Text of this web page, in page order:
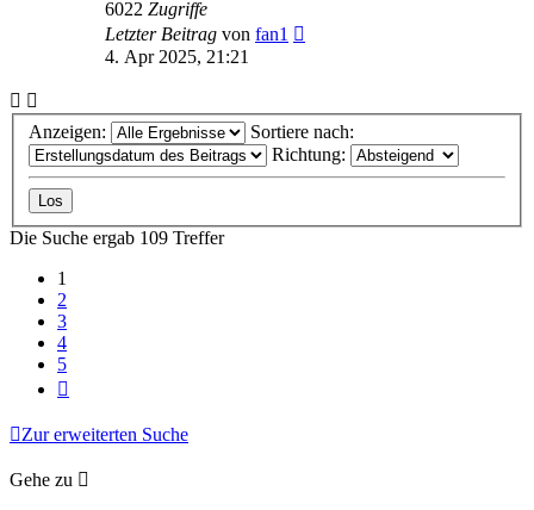
6022 Zugriffe
Letzter Beitrag von fan1
4. Apr 2025, 21:21
Anzeigen:
Sortiere nach:
Richtung:
Die Suche ergab 109 Treffer
1
2
3
4
5
Zur erweiterten Suche
Gehe zu